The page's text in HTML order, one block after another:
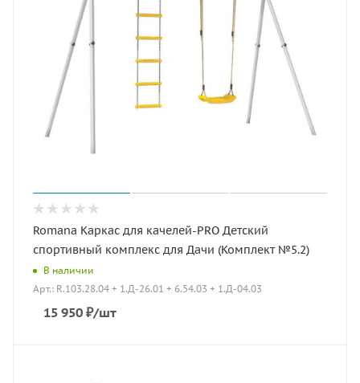
Romana Каркас для качелей-PRO Детский
спортивный комплекс для Дачи (Комплект №5.2)
В наличии
Арт.: R.103.28.04 + 1.Д-26.01 + 6.54.03 + 1.Д-04.03
15 950 ₽/шт